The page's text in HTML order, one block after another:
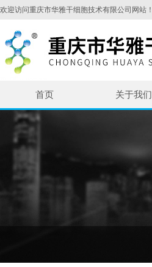
欢迎访问重庆市华雅干细胞技术有限公司网站！
首页 关于我们